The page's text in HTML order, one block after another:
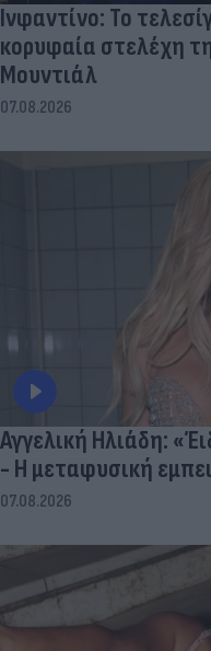
Ινφαντίνο: Το
κορυφαία στελέχη
Μουντιάλ
07.08.2026
Αγγελική Ηλιάδη:
- Η μεταφυσική
07.08.2026